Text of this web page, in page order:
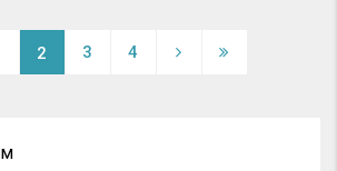
2 3 4